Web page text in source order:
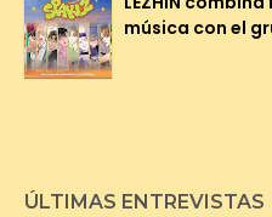
música con el
ÚLTIMAS ENTREVISTAS